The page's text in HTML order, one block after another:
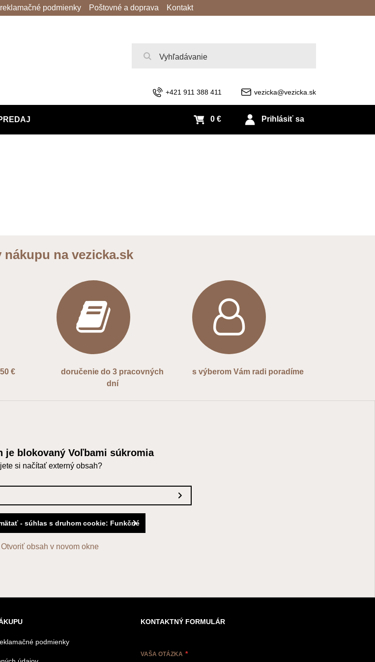
+421 911 388 411 vezicka@vezicka.sk
Prihlásiť sa
0 €
podmienky Poštovné a doprava Kontakt
nákupu na vezicka.sk
€
doručenie do 3 pracovných
dní
s výberom Vám radi poradíme
je blokovaný Voľbami súkromia
si načítať externý obsah?
- súhlas s druhom cookie: Funkčné
Otvoriť obsah v novom okne
podmienky
KONTAKTNÝ FORMULÁR
VAŠA OTÁZKA